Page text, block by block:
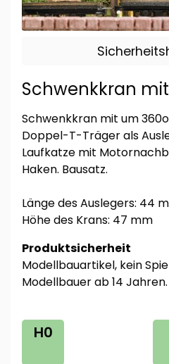
Schwenkkran mit
Schwenkkran mit um
Doppel-T-Träger als
Laufkatze mit
Haken. Bausatz.
Länge des Auslegers: 44
Höhe des Krans: 47 mm
Produktsicherheit
Modellbauartikel, kein
Modellbauer ab 14 Jahren.
H0